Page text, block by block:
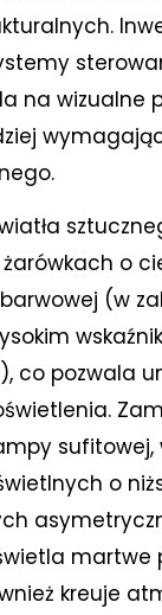
na wizualne
o
(w
co pozwala
o
martwe
kreuje